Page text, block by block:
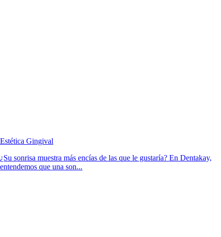
Estética Gingival
¿Su sonrisa muestra más encías de las que le gustaría? En Dentakay,
entendemos que una son...